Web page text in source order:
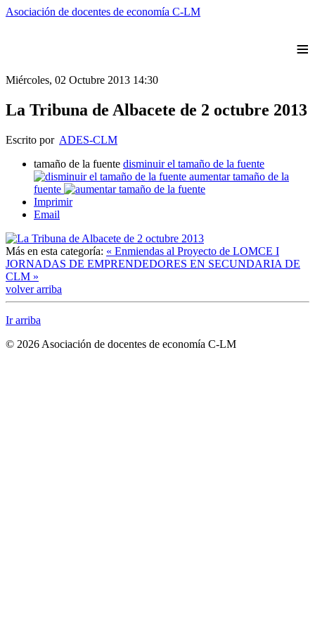
Asociación de docentes de economía C-LM
≡
Miércoles, 02 Octubre 2013 14:30
La Tribuna de Albacete de 2 octubre 2013
Escrito por ADES-CLM
tamaño de la fuente disminuir el tamaño de la fuente
aumentar tamaño de la
fuente
Imprimir
Email
Más en esta categoría: « Enmiendas al Proyecto de LOMCE I
JORNADAS DE EMPRENDEDORES EN SECUNDARIA DE
CLM »
volver arriba
Ir arriba
© 2026 Asociación de docentes de economía C-LM